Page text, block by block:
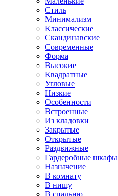
Стиль
Минимализм
Классические
Скандинавские
Современные
Форма
Высокие
Квадратные
Угловые
Низкие
Особенности
Встроенные
Из кладовки
Закрытые
Открытые
Раздвижные
Гардеробные шкафы
Назначение
В комнату
В нишу
В спальню